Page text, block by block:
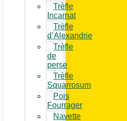
Trèfle
Incarnat
Trèfle
d’Alexandrie
Trèfle
de
perse
Trèfle
Squarrosum
Pois
Fourrager
Navette